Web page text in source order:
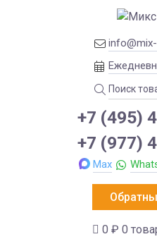
+7 (495)
+7 (977)
Max
0 ₽ 0